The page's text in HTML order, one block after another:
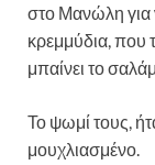
στο Μανώλη για
κρεμμύδια, που
μπαίνει το
Το ψωμί τους,
μουχλιασμένο.